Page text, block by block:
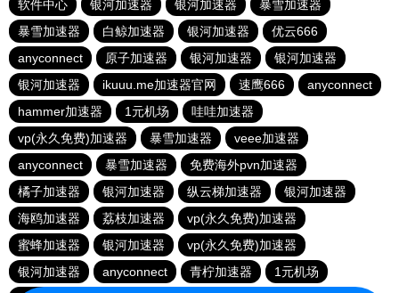
软件中心
银河加速器 银河加速器
暴雪加速器
暴雪加速器
白鲸加速器 银河加速器
优云666
anyconnect
原子加速器 银河加速器
银河加速器
银河加速器
ikuuu.me加速器官网 速鹰666
anyconnect
hammer加速器
1元机场
哇哇加速器
vp(永久免费)加速器
暴雪加速器
veee加速器
anyconnect
暴雪加速器
免费海外pvn加速器
橘子加速器
银河加速器 纵云梯加速器
银河加速器
海鸥加速器
荔枝加速器
vp(永久免费)加速器
蜜蜂加速器
银河加速器
vp(永久免费)加速器
银河加速器
anyconnect 青柠加速器
1元机场